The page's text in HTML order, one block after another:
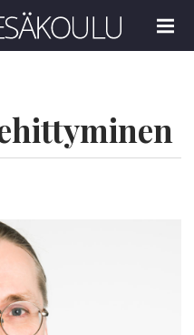
MENU